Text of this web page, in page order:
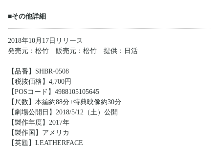
■その他詳細
2018年10月17日リリース
発売元：松竹 販売元：松竹 提供：日活
【品番】SHBR-0508
【税抜価格】4,700円
【POSコード】4988105105645
【尺数】本編約88分+特典映像約30分
【劇場公開日】2018/5/12（土）公開
【製作年度】2017年
【製作国】アメリカ
【英題】LEATHERFACE